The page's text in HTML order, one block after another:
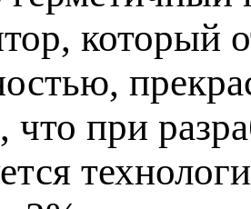
который
что при